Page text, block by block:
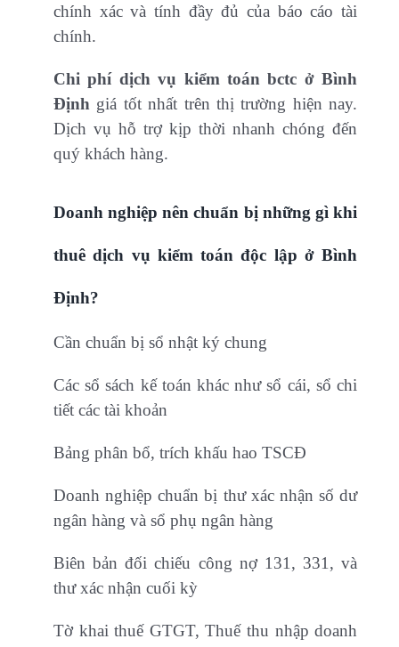
chính xác và tính đầy đủ của báo cáo tài
chính.
Chi phí dịch vụ kiểm toán bctc ở Bình
Định giá tốt nhất trên thị trường hiện nay.
Dịch vụ hỗ trợ kịp thời nhanh chóng đến
quý khách hàng.
Doanh nghiệp nên chuẩn bị những gì khi
thuê dịch vụ kiểm toán độc lập ở Bình
Định?
Cần chuẩn bị sổ nhật ký chung
Các sổ sách kế toán khác như sổ cái, sổ chi
tiết các tài khoản
Bảng phân bổ, trích khấu hao TSCĐ
Doanh nghiệp chuẩn bị thư xác nhận số dư
ngân hàng và sổ phụ ngân hàng
Biên bản đối chiếu công nợ 131, 331, và
thư xác nhận cuối kỳ
Tờ khai thuế GTGT, Thuế thu nhập doanh